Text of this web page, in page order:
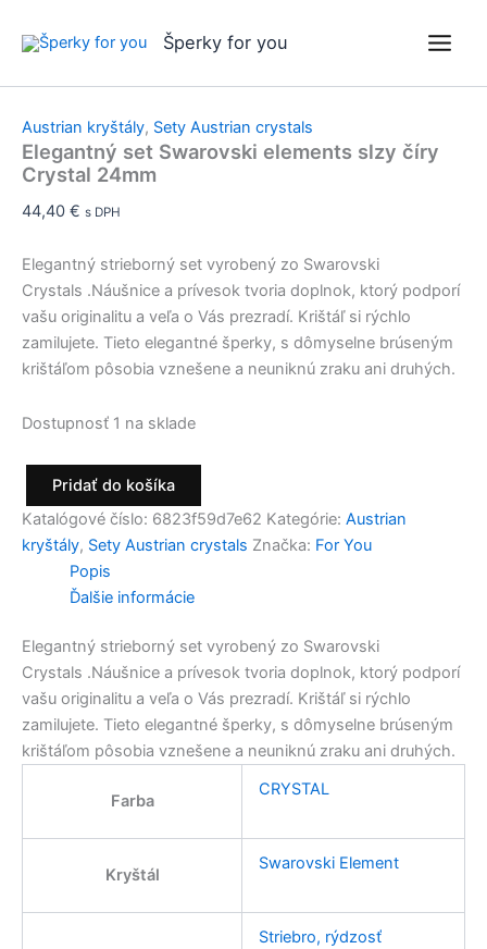
Šperky for you
Austrian kryštály, Sety Austrian crystals
Elegantný set Swarovski elements slzy číry
Crystal 24mm
44,40 € s DPH
Elegantný strieborný set vyrobený zo Swarovski
Crystals .Náušnice a prívesok tvoria doplnok, ktorý podporí
vašu originalitu a veľa o Vás prezradí. Krištáľ si rýchlo
zamilujete. Tieto elegantné šperky, s dômyselne brúseným
krištáľom pôsobia vznešene a neuniknú zraku ani druhých.
Dostupnosť 1 na sklade
Elegantný
set
slzy
číry
Crystal
24mm
Pridať do košíka
Katalógové číslo: 6823f59d7e62 Kategórie: Austrian
kryštály, Sety Austrian crystals Značka: For You
Popis
Ďalšie informácie
Elegantný strieborný set vyrobený zo Swarovski
Crystals .Náušnice a prívesok tvoria doplnok, ktorý podporí
vašu originalitu a veľa o Vás prezradí. Krištáľ si rýchlo
zamilujete. Tieto elegantné šperky, s dômyselne brúseným
krištáľom pôsobia vznešene a neuniknú zraku ani druhých.
Farba
CRYSTAL
Kryštál
Swarovski Element
Striebro, rýdzosť